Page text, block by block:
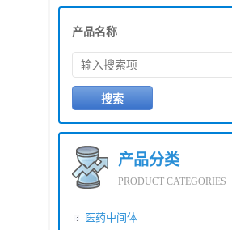
产品名称
产品分类
PRODUCT CATEGORIES
医药中间体